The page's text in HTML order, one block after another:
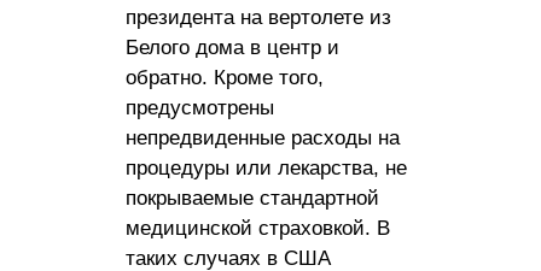
президента на вертолете из
Белого дома в центр и
обратно. Кроме того,
предусмотрены
непредвиденные расходы на
процедуры или лекарства, не
покрываемые стандартной
медицинской страховкой. В
таких случаях в США